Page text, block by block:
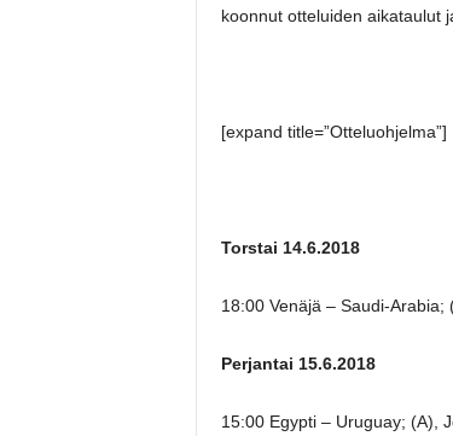
koonnut otteluiden aikataulut
[expand title=”Otteluohjelma”]
Torstai 14.6.2018
18:00 Venäjä – Saudi-Arabia;
Perjantai 15.6.2018
15:00 Egypti – Uruguay; (A),